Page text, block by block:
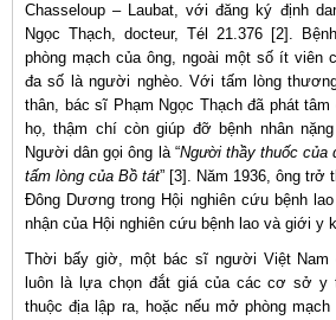
Chasseloup – Laubat, với đăng ký định
Ngọc Thạch, docteur, Tél 21.376 [2].
phòng mạch của ông, ngoài một số ít viên
đa số là người nghèo. Với tấm lòng
thân, bác sĩ Phạm Ngọc Thạch đã phát
họ, thậm chí còn giúp đỡ bệnh nhân
Người dân gọi ông là “Người thầy thuốc của
tấm lòng của Bồ tát” [3]. Năm 1936, ông trở
Đông Dương trong Hội nghiên cứu bệnh
nhận của Hội nghiên cứu bệnh lao và giới y
Thời bấy giờ, một bác sĩ người Việt
luôn là lựa chọn đắt giá của các cơ sở y
thuộc địa lập ra, hoặc nếu mở phòng